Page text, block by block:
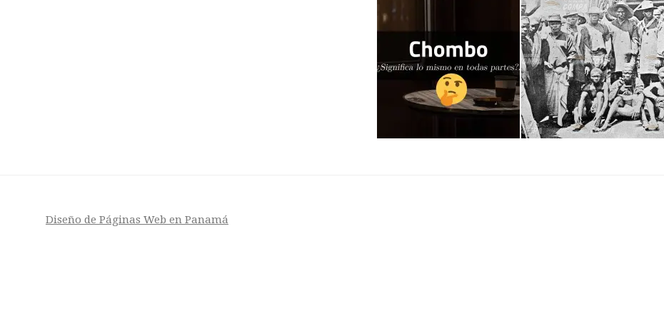
Diseño de Páginas Web en Panamá